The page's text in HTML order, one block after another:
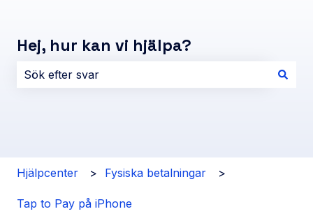
Hej, hur kan vi hjälpa?
Hjälpcenter Fysiska betalningar
Tap to Pay på iPhone